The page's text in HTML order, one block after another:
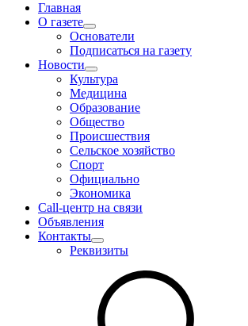
Главная
О газете
Основатели
Подписаться на газету
Новости
Культура
Медицина
Образование
Общество
Происшествия
Сельское хозяйство
Спорт
Официально
Экономика
Call-центр на связи
Объявления
Контакты
Реквизиты